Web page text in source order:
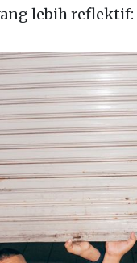
lebih reflektif: